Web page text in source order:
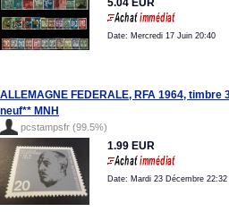
5.04 EUR
Date: Mercredi 17 Juin 20:40
ALLEMAGNE FEDERALE, RFA 1964, timbre
neuf** MNH
pcstampsfr (99.5%)
1.99 EUR
Date: Mardi 23 Décembre 22:32